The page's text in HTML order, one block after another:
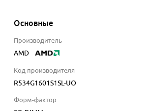
Основные
Производитель
AMD
Код производителя
R534G1601S1SL-UO
Форм-фактор